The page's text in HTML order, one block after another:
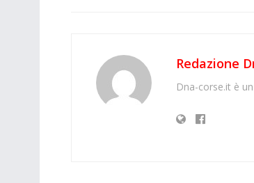
Redazione
Dna-corse.it è